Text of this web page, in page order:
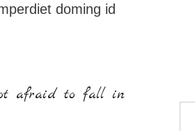
doming id
afraid to fall in